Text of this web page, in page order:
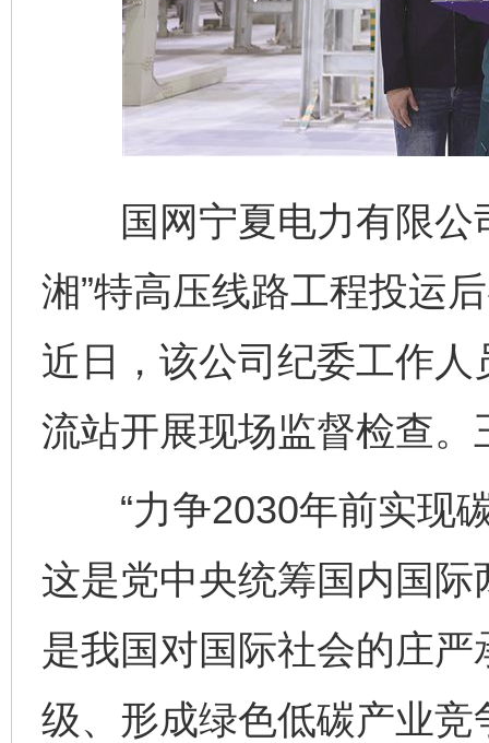
国网宁夏电力有限公
湘”特高压线路工程投运
近日，该公司纪委工作
流站开展现场监督检查。
“力争2030年前实现碳
这是党中央统筹国内国
是我国对国际社会的庄
级、形成绿色低碳产业